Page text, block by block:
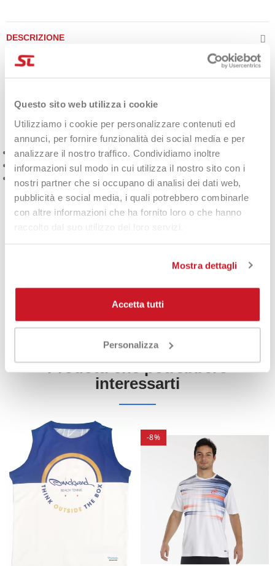
Questo sito web utilizza i cookie
Utilizziamo i cookie per personalizzare contenuti ed
annunci, per fornire funzionalità dei social media e per
analizzare il nostro traffico. Condividiamo inoltre
informazioni sul modo in cui utilizza il nostro sito con i
nostri partner che si occupano di analisi dei dati web,
pubblicità e social media, i quali potrebbero combinarle
con altre informazioni che ha fornito loro o che hanno
Mostra dettagli
Accetta tutti
Personalizza
DESCRIZIONE
Prestazioni Avanzate
per gli scambi più intensi, questa tee sfrutta il sistema
CLIMACOOL
per gestire l'umidità e il calore, offrendo una
sensazione di freschezza costante sulla pelle.
Asciugatura rapida
Massima libertà di movimento
Look pulito da club
Dettagli Funzionali
sollevarsi. Realizzata con almeno il 70% di materiali riciclati per
Prodotti che potrebbero
interessarti
-8%